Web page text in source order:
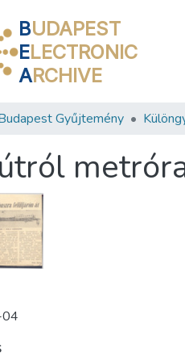
BUDAPEST
ELECTRONIC
ARCHIVE
Gyűjtemény